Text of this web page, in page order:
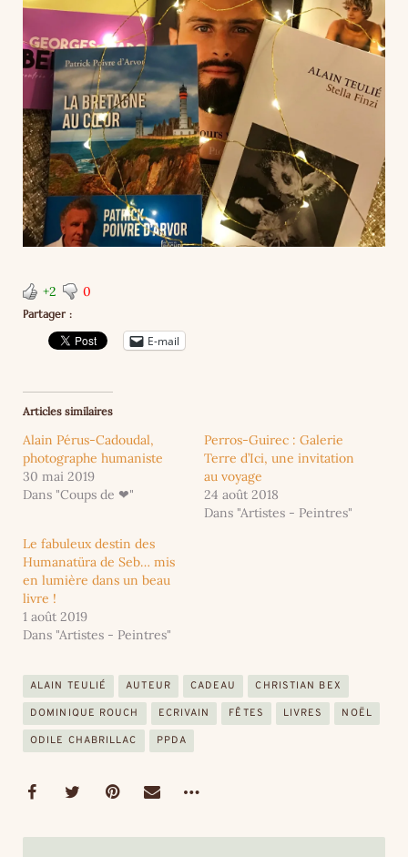
+2 0
Partager :
E-mail
Articles similaires
Alain Pérus-Cadoudal,
photographe humaniste
30 mai 2019
Dans "Coups de ❤"
Perros-Guirec : Galerie
Terre d’Ici, une invitation
au voyage
24 août 2018
Dans "Artistes - Peintres"
Le fabuleux destin des
Humanatüra de Seb… mis
en lumière dans un beau
livre !
1 août 2019
Dans "Artistes - Peintres"
ALAIN TEULIÉ AUTEUR CADEAU CHRISTIAN BEX
DOMINIQUE ROUCH ECRIVAIN FÊTES LIVRES NOËL
ODILE CHABRILLAC PPDA